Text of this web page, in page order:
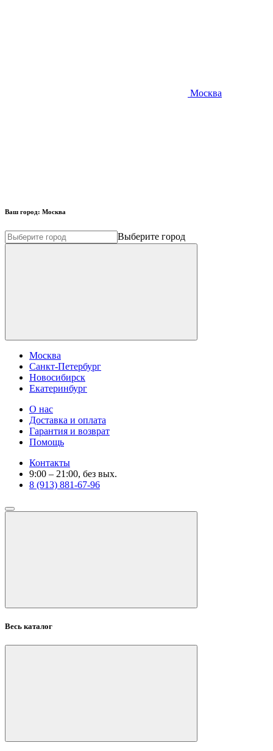
Москва
Ваш город: Москва
Выберите город
Москва
Санкт-Петербург
Новосибирск
Екатеринбург
О нас
Доставка и оплата
Гарантия и возврат
Помощь
Контакты
9:00 – 21:00, без вых.
8 (913) 881-67-96
Весь каталог